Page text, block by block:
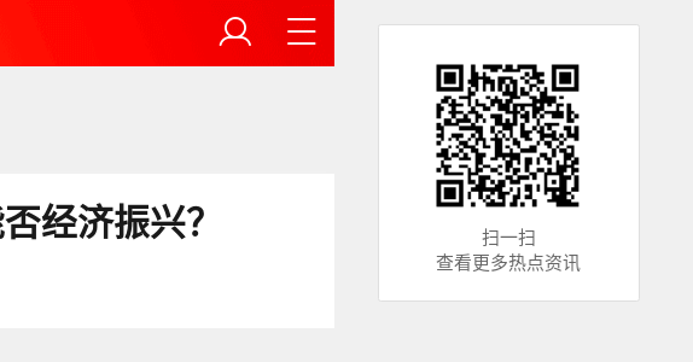
经济振兴？
扫一扫
查看更多热点资讯